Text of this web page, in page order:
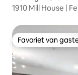
1910 Mill House |
Favoriet van
Favoriet van